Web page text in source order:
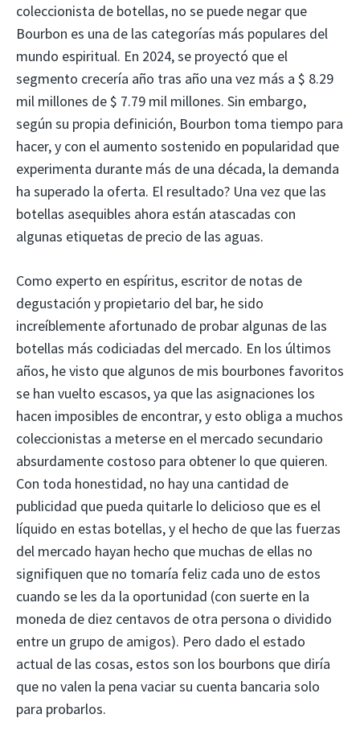
coleccionista de botellas, no se puede negar que
Bourbon es una de las categorías más populares del
mundo espiritual. En 2024, se proyectó que el
segmento crecería año tras año una vez más a $ 8.29
mil millones de $ 7.79 mil millones. Sin embargo,
según su propia definición, Bourbon toma tiempo para
hacer, y con el aumento sostenido en popularidad que
experimenta durante más de una década, la demanda
ha superado la oferta. El resultado? Una vez que las
botellas asequibles ahora están atascadas con
algunas etiquetas de precio de las aguas.
Como experto en espíritus, escritor de notas de
degustación y propietario del bar, he sido
increíblemente afortunado de probar algunas de las
botellas más codiciadas del mercado. En los últimos
años, he visto que algunos de mis bourbones favoritos
se han vuelto escasos, ya que las asignaciones los
hacen imposibles de encontrar, y esto obliga a muchos
coleccionistas a meterse en el mercado secundario
absurdamente costoso para obtener lo que quieren.
Con toda honestidad, no hay una cantidad de
publicidad que pueda quitarle lo delicioso que es el
líquido en estas botellas, y el hecho de que las fuerzas
del mercado hayan hecho que muchas de ellas no
signifiquen que no tomaría feliz cada uno de estos
cuando se les da la oportunidad (con suerte en la
moneda de diez centavos de otra persona o dividido
entre un grupo de amigos). Pero dado el estado
actual de las cosas, estos son los bourbons que diría
que no valen la pena vaciar su cuenta bancaria solo
para probarlos.